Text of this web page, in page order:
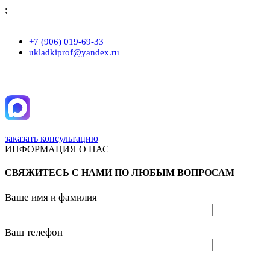
;
+7 (906) 019-69-33
ukladkiprof@yandex.ru
заказать консультацию
ИНФОРМАЦИЯ О НАС
СВЯЖИТЕСЬ С НАМИ ПО ЛЮБЫМ ВОПРОСАМ
Ваше имя и фамилия
Ваш телефон